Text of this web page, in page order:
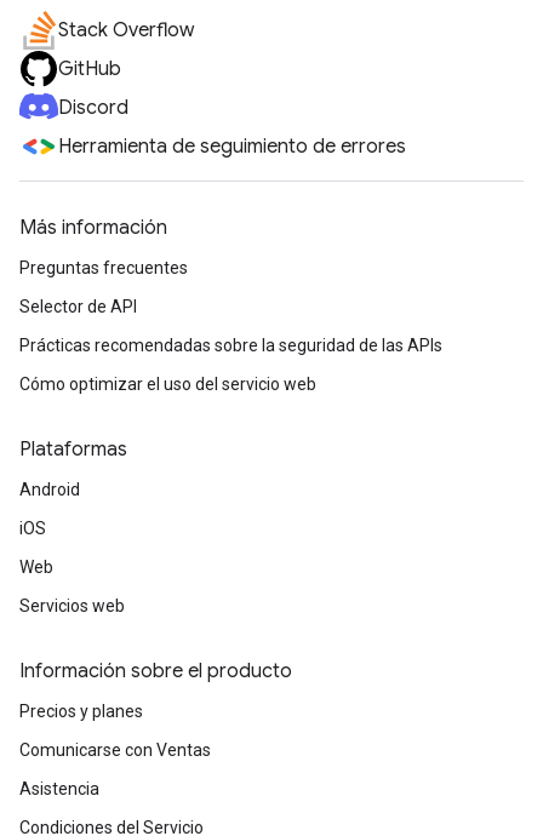
Stack Overflow
GitHub
Discord
Herramienta de seguimiento de errores
Más información
Preguntas frecuentes
Selector de API
Prácticas recomendadas sobre la seguridad de las APIs
Cómo optimizar el uso del servicio web
Plataformas
Android
iOS
Web
Servicios web
Información sobre el producto
Precios y planes
Comunicarse con Ventas
Asistencia
Condiciones del Servicio